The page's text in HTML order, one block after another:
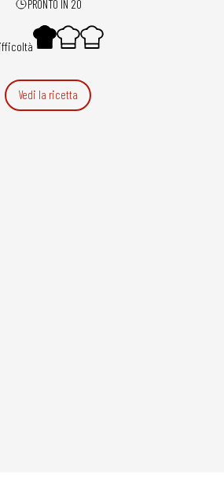
PRONTO IN 20
Vedi la ricetta